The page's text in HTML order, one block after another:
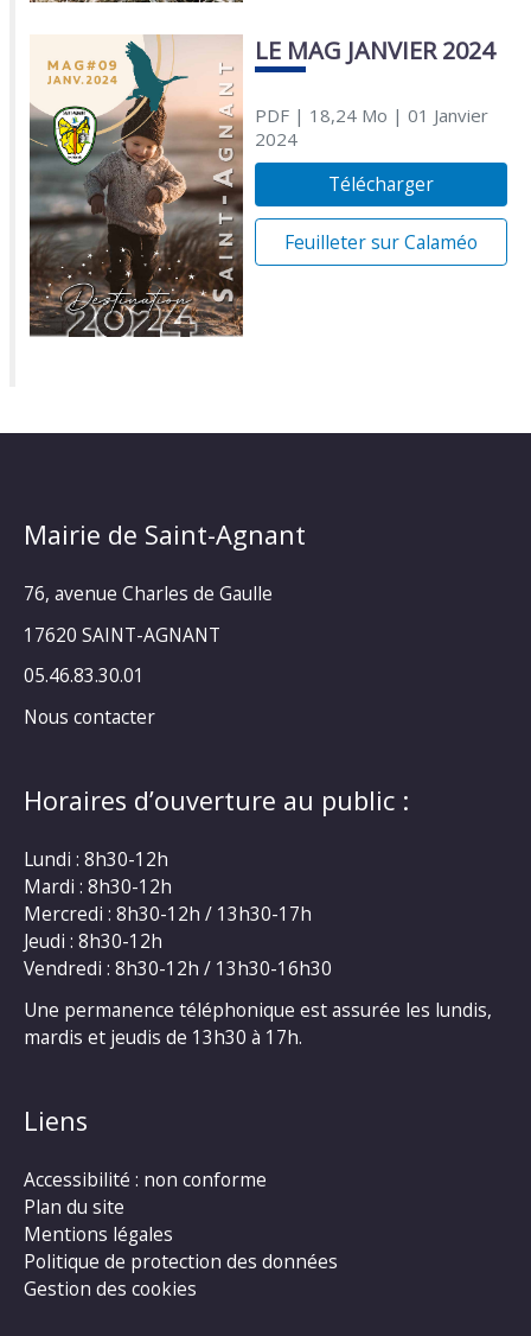
LE MAG JANVIER 2024
PDF| 18,24 Mo | 01 Janvier
2024
Télécharger
Feuilleter sur Calaméo
Mairie de Saint-Agnant
76, avenue Charles de Gaulle
17620 SAINT-AGNANT
05.46.83.30.01
Nous contacter
Horaires d’ouverture au public :
Lundi : 8h30-12h
Mardi : 8h30-12h
Mercredi : 8h30-12h / 13h30-17h
Jeudi : 8h30-12h
Vendredi : 8h30-12h / 13h30-16h30
Une permanence téléphonique est assurée les lundis,
mardis et jeudis de 13h30 à 17h.
Liens
Accessibilité : non conforme
Plan du site
Mentions légales
Politique de protection des données
Gestion des cookies